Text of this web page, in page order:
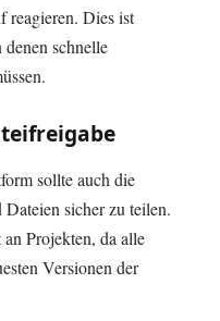
reagieren. Dies ist
schnelle
sollte auch die
sicher zu teilen.
Projekten, da alle
Versionen der